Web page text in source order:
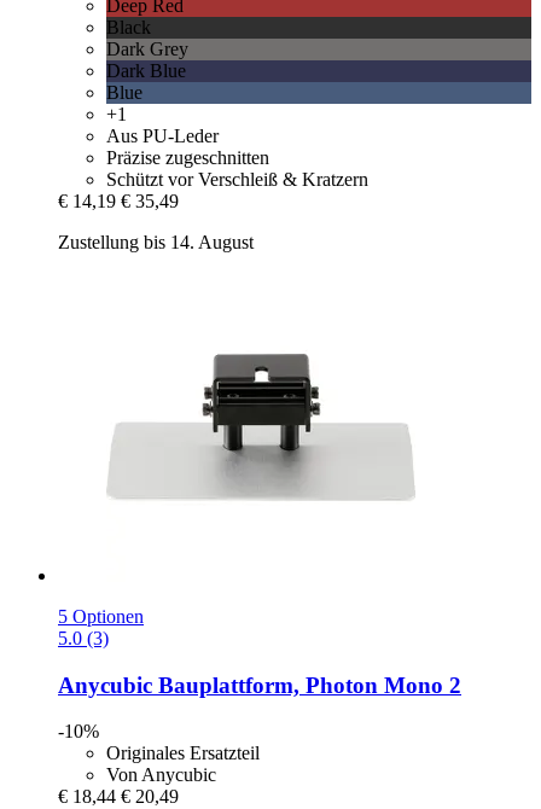
Deep Red
Black
Dark Grey
Dark Blue
Blue
+1
Aus PU-Leder
Präzise zugeschnitten
Schützt vor Verschleiß & Kratzern
€ 14,19 € 35,49
Zustellung bis 14. August
5 Optionen
5.0 (3)
Anycubic Bauplattform, Photon Mono 2
-10%
Originales Ersatzteil
Von Anycubic
€ 18,44 € 20,49